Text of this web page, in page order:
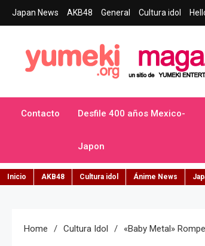
Skip
to
Japan News AKB48 General Cultura idol
Yumeki Magazine
Contacto Desfile 400 años Mexico-
Japon
Inicio AKB48 Cultura idol Ánime News
Home Cultura Idol «Baby Metal»